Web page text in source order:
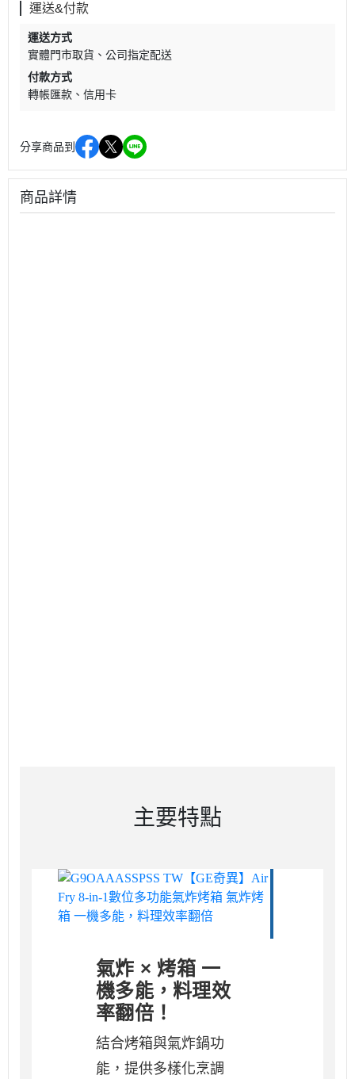
運送&付款
運送方式
實體門市取貨
公司指定配送
付款方式
轉帳匯款
信用卡
分享商品到
商品詳情
主要特點
氣炸 × 烤箱 一
機多能，料理效
率翻倍！
結合烤箱與氣炸鍋功
能，提供多樣化烹調